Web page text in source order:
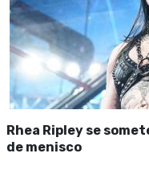
Rhea Ripley se
de menisco